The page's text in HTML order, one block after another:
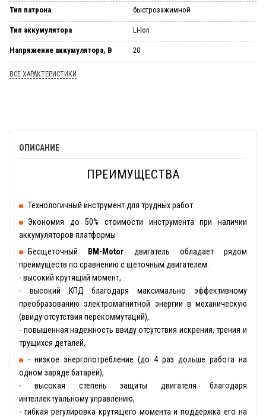
Тип патрона быстрозажимной
Тип аккумулятора Li-Ion
Напряжение аккумулятора, В 20
ВСЕ ХАРАКТЕРИСТИКИ
ОПИСАНИЕ
ПРЕИМУЩЕСТВА
Технологичный инструмент для трудных работ
Экономия до 50% стоимости инструмента при наличии
аккумуляторов платформы
Бесщеточный
BM-Motor двигатель обладает рядом
преимуществ по сравнению с щеточным двигателем:
- высокий крутящий момент,
- высокий КПД благодаря максимально эффективному
преобразованию электромагнитной энергии в механическую
(ввиду отсутствия перекоммутаций),
- повышенная надежность ввиду отсутствия искрения, трения и
трущихся деталей,
- низкое энергопотребление (до 4 раз дольше работа на
одном заряде батареи),
- высокая степень защиты двигателя благодаря
интеллектуальному управлению,
- гибкая регулировка крутящего момента и поддержка его на